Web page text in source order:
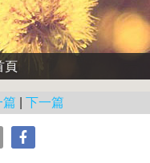
頁
篇 下一篇